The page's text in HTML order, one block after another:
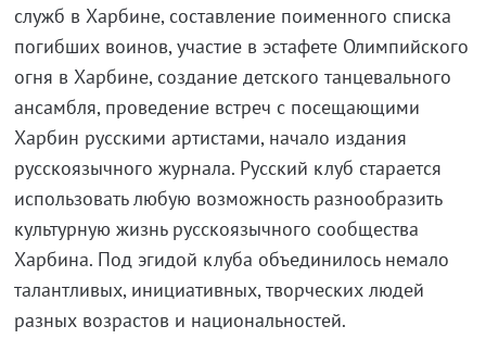
служб в Харбине, составление поименного списка
погибших воинов, участие в эстафете Олимпийского
огня в Харбине, создание детского танцевального
ансамбля, проведение встреч с посещающими
Харбин русскими артистами, начало издания
русскоязычного журнала. Русский клуб старается
использовать любую возможность разнообразить
культурную жизнь русскоязычного сообщества
Харбина. Под эгидой клуба объединилось немало
талантливых, инициативных, творческих людей
разных возрастов и национальностей.